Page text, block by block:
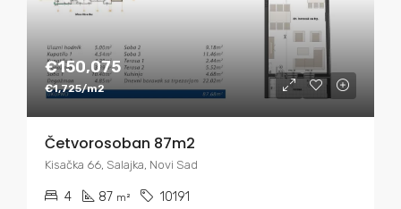
€150,075
€1,725/m2
Četvorosoban 87m2
Kisačka 66, Salajka, Novi Sad
4 87 m² 10191